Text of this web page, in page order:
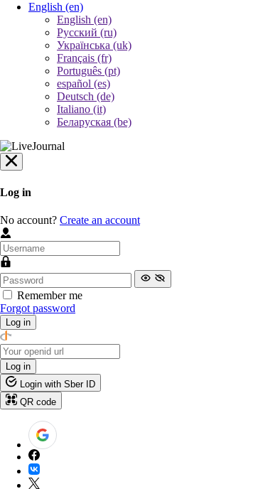
English (en)
English (en)
Русский (ru)
Українська (uk)
Français (fr)
Português (pt)
español (es)
Deutsch (de)
Italiano (it)
Беларуская (be)
Log in
No account? Create an account
Remember me
Forgot password
Log in
Log in
Login with Sber ID
QR code